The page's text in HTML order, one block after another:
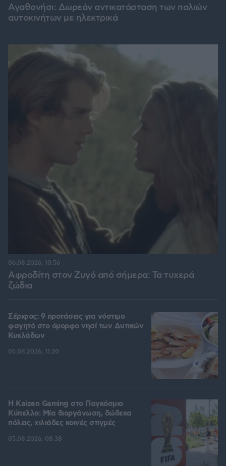
Αγαθονήσι: Δωρεάν αντικατάσταση των παλιών
αυτοκινήτων με ηλεκτρικά
Αφροδίτη στον Ζυγό από σήμερα: Τα τυχερά
ζώδια
06.08.2026, 10:56
Σέριφος: 9 προτάσεις για νόστιμο
φαγητό στο όμορφο νησί των Δυτικών
Κυκλάδων
05.08.2026, 11:20
H Kaizen Gaming στο Παγκόσμιο
Kύπελλο: Μία διοργάνωση, δώδεκα
πόλεις, χιλιάδες κοινές στιγμές
05.08.2026, 08:38